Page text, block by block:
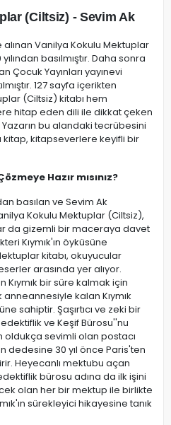
(Ciltsiz) - Sevim Ak
Vanilya Kokulu Mektuplar
basılmıştır. Daha sonra
Çocuk Yayınları yayınevi
127 sayfa içerikten
(Ciltsiz) kitabı hem
hitap eden dili ile dikkat çeken
bu alandaki tecrübesini
kitap, kitapseverlere keyifli bir
Hazır mısınız?
basılan ve Sevim Ak
Kokulu Mektuplar (Ciltsiz),
da gizemli bir maceraya davet
Kıymık'ın öyküsüne
kitabı, okuyucular
arasında yer alıyor.
Kıymık bir süre kalmak için
kalan Kıymık
sahiptir. Şaşırtıcı ve zeki bir
ve Keşif Bürosu''nu
oldukça sevimli olan postacı
dedesine 30 yıl önce Paris'ten
Heyecanlı mektubu açan
bürosu adına da ilk işini
olan her bir mektup ile birlikte
sürekleyici hikayesine tanık